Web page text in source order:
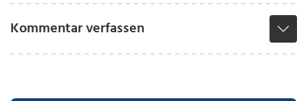
Kommentar verfassen